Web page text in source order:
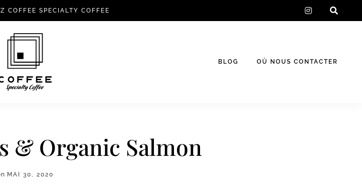
COFFEE SPECIALTY COFFEE instagram
BLOG OÙ NOUS CONTACTER
& Organic Salmon
MAI 30, 2020